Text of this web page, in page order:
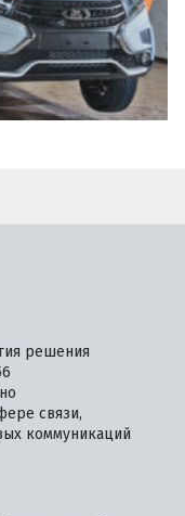
решения
связи,
коммуникаций